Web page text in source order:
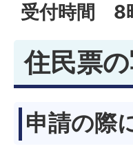
受付時間 8
住民票
申請の際